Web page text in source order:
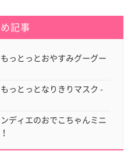
記事
っとっとおやすみグーグー
っとっとなりきりマスク -
ディエのおでこちゃんミニ